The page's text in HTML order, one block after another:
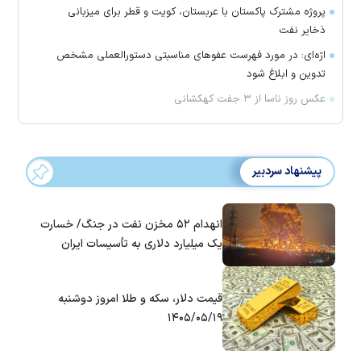
پروژه مشترک پاکستان با عربستان، کویت و قطر برای میزبانی
ذخایر نفت
اژه‌ای: در مورد فهرست عفو‌های مناسبتی دستورالعملی مشخص
تدوین و ابلاغ شود
عکس روز ناسا از ۳ جفت کهکشانی
پیشنهاد سردبیر
انهدام ۵۲ مخزن نفت در جنگ/ خسارت
یک میلیارد دلاری به تأسیسات ایران
قیمت دلار، سکه و طلا امروز دوشنبه
۱۴۰۵/۰۵/۱۹